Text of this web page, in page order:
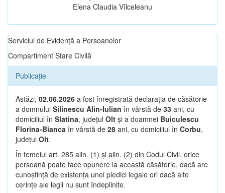
Elena Claudia Vîlceleanu
Serviciul de Evidență a Persoanelor
Compartiment Stare Civilă
Publicație
Astăzi, 02.06.2026 a fost înregistrată declarația de căsătorie
a domnului Silinescu Alin-Iulian în vârstă de 33 ani, cu
domiciliul în Slatina, județul Olt și a doamnei Buiculescu
Florina-Bianca în vârstă de 28 ani, cu domiciliul în Corbu,
județul Olt.
În temeiul art. 285 alin. (1) și alin. (2) din Codul Civil, orice
persoană poate face opunere la această căsătorie, dacă are
cunoștință de existența unei piedici legale ori dacă alte
cerințe ale legii nu sunt îndeplinite.